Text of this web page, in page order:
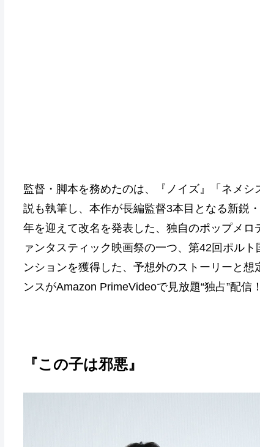
監督・脚本を務めたのは、『ノイズ』「ネメ
説も執筆し、本作が長編監督3本目となる新鋭
年を迎えて改名を発表した、独自のポップメ
ァンタスティック映画祭の一つ、第42回ポル
ンションを獲得した、予想外のストーリーと
ンスがAmazon PrimeVideoで見放題“独占”配信！
『この子は邪悪』